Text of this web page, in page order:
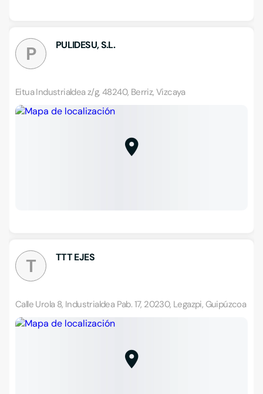
P PULIDESU, S.L.
Eitua Industrialdea z/g, 48240, Berriz, Vizcaya
T TTT EJES
Calle Urola 8, Industrialdea Pab. 17, 20230, Legazpi, Guipúzcoa